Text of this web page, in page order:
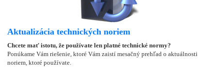
Aktualizácia technických noriem
Chcete mať istotu, že používate len platné technické normy?
Ponúkame Vám riešenie, ktoré Vám zaistí mesačný prehľad o aktuálnosti
noriem, ktoré používate.